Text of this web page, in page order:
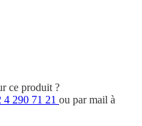
ce produit ?
4 290 71 21 ou par mail à